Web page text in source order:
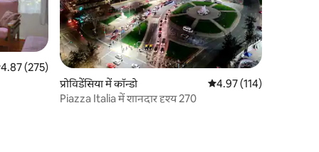
रेटिंग 5 में से 4.87, 275 समीक्षाएँ
4.87 (275)
प्रोविडेंसिया में कॉन्डो औसत रेटिंग 5 में से 4.97,
4.97 (114)
Piazza Italia में शानदार दृश्य 270